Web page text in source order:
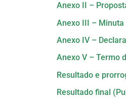
Anexo II –
Anexo III – Minuta
Anexo IV –
Anexo V – Termo
Resultado e
Resultado final